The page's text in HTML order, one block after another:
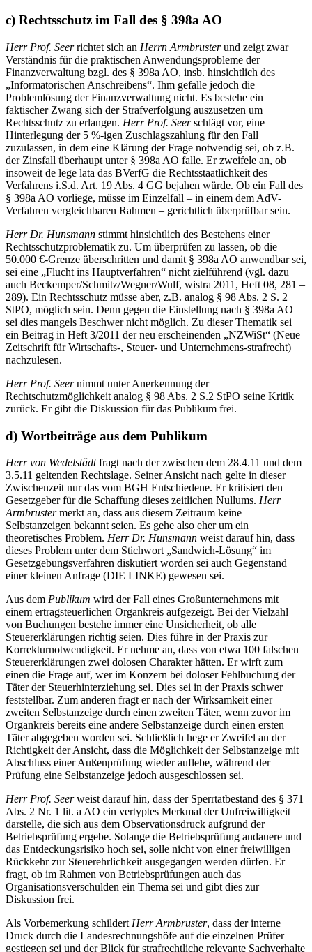
c) Rechtsschutz im Fall des § 398a AO
Herr Prof. Seerrichtet sich an Herrn Armbrusterund zeigt zwar
Verständnis für die praktischen Anwendungsprobleme der
Finanzverwaltung bzgl. des § 398a AO, insb. hinsichtlich des
„Informatorischen Anschreibens“. Ihm gefalle jedoch die
Problemlösung der Finanzverwaltung nicht. Es bestehe ein
faktischer Zwang sich der Strafverfolgung auszusetzen um
Rechtsschutz zu erlangen. Herr Prof. Seerschlägt vor, eine
Hinterlegung der 5 %-igen Zuschlagszahlung für den Fall
zuzulassen, in dem eine Klärung der Frage notwendig sei, ob z.B.
der Zinsfall überhaupt unter § 398a AO falle. Er zweifele an, ob
insoweit de lege lata das BVerfG die Rechtsstaatlichkeit des
Verfahrens i.S.d. Art. 19 Abs. 4 GG bejahen würde. Ob ein Fall des
§ 398a AO vorliege, müsse im Einzelfall – in einem dem AdV-
Verfahren vergleichbaren Rahmen – gerichtlich überprüfbar sein.
Herr Dr. Hunsmann stimmt hinsichtlich des Bestehens einer
Rechtsschutzproblematik zu. Um überprüfen zu lassen, ob die
50.000 €-Grenze überschritten und damit § 398a AO anwendbar sei,
sei eine „Flucht ins Hauptverfahren“ nicht zielführend (vgl. dazu
auch Beckemper/Schmitz/Wegner/Wulf, wistra 2011, Heft 08, 281 –
289). Ein Rechtsschutz müsse aber, z.B. analog § 98 Abs. 2 S. 2
StPO, möglich sein. Denn gegen die Einstellung nach § 398a AO
sei dies mangels Beschwer nicht möglich. Zu dieser Thematik sei
ein Beitrag in Heft 3/2011 der neu erscheinenden „NZWiSt“ (Neue
Zeitschrift für Wirtschafts-, Steuer- und Unternehmens-strafrecht)
nachzulesen.
Herr Prof. Seernimmt unter Anerkennung der
Rechtschutzmöglichkeit analog § 98 Abs. 2 S.2 StPO seine Kritik
zurück. Er gibt die Diskussion für das Publikum frei.
d) Wortbeiträge aus dem Publikum
Herr von Wedelstädtfragt nach der zwischen dem 28.4.11 und dem
3.5.11 geltenden Rechtslage. Seiner Ansicht nach gelte in dieser
Zwischenzeit nur das vom BGH Entschiedene. Er kritisiert den
Gesetzgeber für die Schaffung dieses zeitlichen Nullums. Herr
Armbrustermerkt an, dass aus diesem Zeitraum keine
Selbstanzeigen bekannt seien. Es gehe also eher um ein
theoretisches Problem. Herr Dr. Hunsmann weist darauf hin, dass
dieses Problem unter dem Stichwort „Sandwich-Lösung“ im
Gesetzgebungsverfahren diskutiert worden sei auch Gegenstand
einer kleinen Anfrage (DIE LINKE) gewesen sei.
Aus dem Publikum wird der Fall eines Großunternehmens mit
einem ertragsteuerlichen Organkreis aufgezeigt. Bei der Vielzahl
von Buchungen bestehe immer eine Unsicherheit, ob alle
Steuererklärungen richtig seien. Dies führe in der Praxis zur
Korrekturnotwendigkeit. Er nehme an, dass von etwa 100 falschen
Steuererklärungen zwei dolosen Charakter hätten. Er wirft zum
einen die Frage auf, wer im Konzern bei doloser Fehlbuchung der
Täter der Steuerhinterziehung sei. Dies sei in der Praxis schwer
feststellbar. Zum anderen fragt er nach der Wirksamkeit einer
zweiten Selbstanzeige durch einen zweiten Täter, wenn zuvor im
Organkreis bereits eine andere Selbstanzeige durch einen ersten
Täter abgegeben worden sei. Schließlich hege er Zweifel an der
Richtigkeit der Ansicht, dass die Möglichkeit der Selbstanzeige mit
Abschluss einer Außenprüfung wieder auflebe, während der
Prüfung eine Selbstanzeige jedoch ausgeschlossen sei.
Herr Prof. Seerweist darauf hin, dass der Sperrtatbestand des § 371
Abs. 2 Nr. 1 lit. a AO ein vertyptes Merkmal der Unfreiwilligkeit
darstelle, die sich aus dem Observationsdruck aufgrund der
Betriebsprüfung ergebe. Solange die Betriebsprüfung andauere und
das Entdeckungsrisiko hoch sei, solle nicht von einer freiwilligen
Rückkehr zur Steuerehrlichkeit ausgegangen werden dürfen. Er
fragt, ob im Rahmen von Betriebsprüfungen auch das
Organisationsverschulden ein Thema sei und gibt dies zur
Diskussion frei.
Als Vorbemerkung schildert Herr Armbruster, dass der interne
Druck durch die Landesrechnungshöfe auf die einzelnen Prüfer
gestiegen sei und der Blick für strafrechtliche relevante Sachverhalte